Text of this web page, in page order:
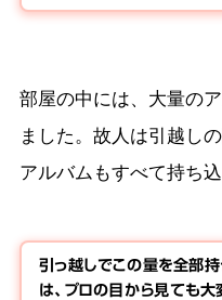
部屋の中には、大量の
ました。故人は引越し
アルバムもすべて持ち
引っ越しでこの量を全部
は、プロの目から見ても大